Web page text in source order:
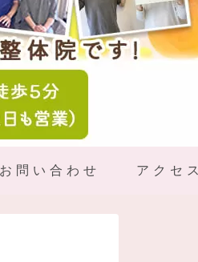
問い合わせ アクセス